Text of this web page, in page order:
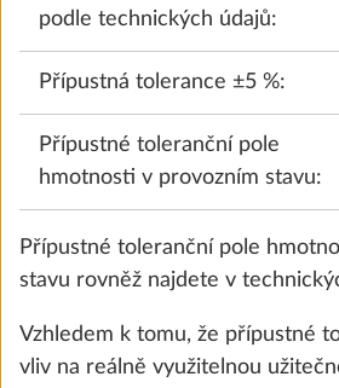
Puno
SÉRIOVĚ
podle technických údajů:
Přípustná tolerance ±5 %:
Přípustné toleranční pole
hmotnosti v provozním stavu:
Přípustné toleranční pole
stavu rovněž najdete v
Vzhledem k tomu, že přípustné
vliv na reálně využitelnou